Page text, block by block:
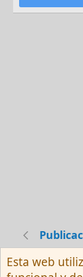
Español
Esta web